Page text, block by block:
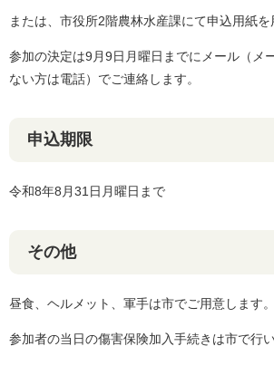
または、市役所2階農林水産課にて申込用紙を
参加の決定は9月9日月曜日までにメール（メ
ない方は電話）でご連絡します。
申込期限
令和8年8月31日月曜日まで
その他
昼食、ヘルメット、軍手は市でご用意します。
参加者の当日の傷害保険加入手続きは市で行い